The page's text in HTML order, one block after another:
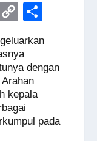
E
C
o
p
y
Li
n
k
ar
e
dengan
kepala
pada